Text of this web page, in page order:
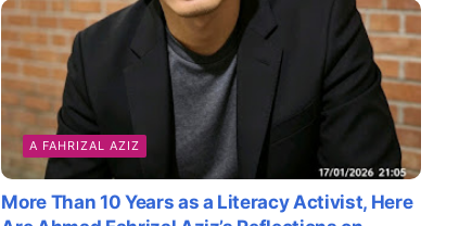
A FAHRIZAL AZIZ
More Than 10 Years as a Literacy Activist, Here